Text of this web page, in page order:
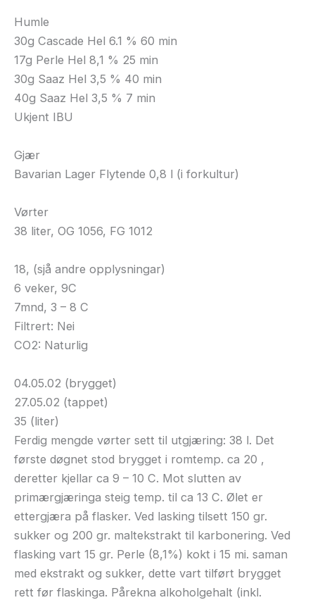
Humle
30g Cascade Hel 6.1 % 60 min
17g Perle Hel 8,1 % 25 min
30g Saaz Hel 3,5 % 40 min
40g Saaz Hel 3,5 % 7 min
Ukjent IBU
Gjær
Bavarian Lager Flytende 0,8 l (i forkultur)
Vørter
38 liter, OG 1056, FG 1012
18, (sjå andre opplysningar)
6 veker, 9C
7mnd, 3 – 8 C
Filtrert: Nei
CO2: Naturlig
04.05.02 (brygget)
27.05.02 (tappet)
35 (liter)
Ferdig mengde vørter sett til utgjæring: 38 l. Det
første døgnet stod brygget i romtemp. ca 20 ,
deretter kjellar ca 9 – 10 C. Mot slutten av
primærgjæringa steig temp. til ca 13 C. Ølet er
ettergjæra på flasker. Ved lasking tilsett 150 gr.
sukker og 200 gr. maltekstrakt til karbonering. Ved
flasking vart 15 gr. Perle (8,1%) kokt i 15 mi. saman
med ekstrakt og sukker, dette vart tilført brygget
rett før flaskinga. Pårekna alkoholgehalt (inkl.